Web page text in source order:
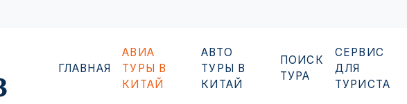
ГЛАВНАЯ
АВИА
ТУРЫ В
КИТАЙ
АВТО
ТУРЫ В
КИТАЙ
ПОИСК
ТУРА
СЕРВИС
ДЛЯ
ТУРИСТА